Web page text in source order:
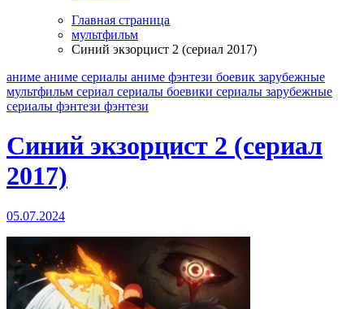
Главная страница
мультфильм
Синий экзорцист 2 (сериал 2017)
аниме аниме сериалы аниме фэнтези боевик зарубежные
мультфильм сериал сериалы боевики сериалы зарубежные
сериалы фэнтези фэнтези
Синий экзорцист 2 (сериал
2017)
05.07.2024